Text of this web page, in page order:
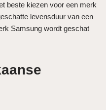
beste kiezen voor een merk
levensduur van een
Samsung wordt geschat